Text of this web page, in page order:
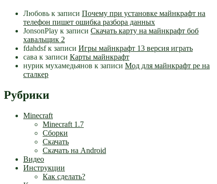
Любовь к записи Почему при установке майнкрафт на
телефон пишет ошибка разбора данных
JonsonPlay к записи Скачать карту на майнкрафт боб
хавальщик 2
fdahdsfк записи Игры майнкрафт 13 версия играть
сава к записи Карты майнкрафт
нурик мухамедьянов к записи Мод для майнкрафт pe на
сталкер
Рубрики
Minecraft
Minecraft 1.7
Сборки
Скачать
Скачать на Android
Видео
Инструкции
Как сделать?